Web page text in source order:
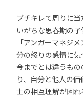
ブチキレて周りに
いがちな思春期の子
「アンガーマネジ
分の怒りの感情に気
今までとは違うも
り、自分と他人の
士の相互理解が図れ